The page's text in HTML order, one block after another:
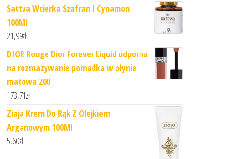
Sattva Wcierka Szafran I Cynamon
100Ml
21,99zł
DIOR Rouge Dior Forever Liquid odporna
na rozmazywanie pomadka w płynie
matowa 200
173,71zł
Ziaja Krem Do Rąk Z Olejkiem
Arganowym 100Ml
5,60zł